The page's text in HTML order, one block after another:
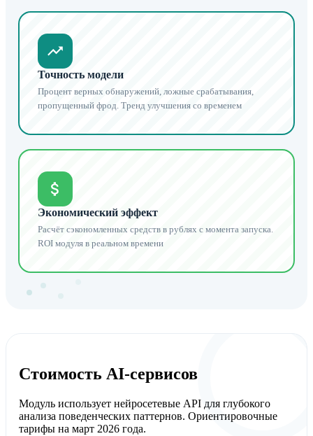
Точность модели
Процент верных обнаружений, ложные срабатывания,
пропущенный фрод. Тренд улучшения со временем
Экономический эффект
Расчёт сэкономленных средств в рублях с момента запуска.
ROI модуля в реальном времени
Стоимость AI-сервисов
Модуль использует нейросетевые API для глубокого
анализа поведенческих паттернов. Ориентировочные
тарифы на март 2026 года.